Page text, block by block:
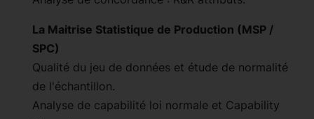
La Maitrise Statistique de Production (MSP /
SPC)
Qualité du jeu de données et étude de normalité
de l'échantillon.
Analyse de capabilité loi normale et Capability